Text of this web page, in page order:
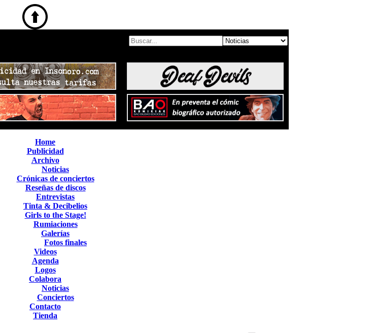
Home
Publicidad
Archivo
Noticias
Crónicas de conciertos
Reseñas de discos
Entrevistas
Tinta & Decibelios
Girls to the Stage!
Rumiaciones
Galerías
Fotos finales
Videos
Agenda
Logos
Colabora
Noticias
Conciertos
Contacto
Tienda